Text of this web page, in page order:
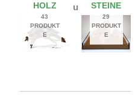
u
HOLZ
43
PRODUKT
E
STEINE
29
PRODUKT
E